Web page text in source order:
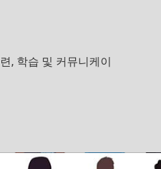
, 학습 및 커뮤니케이